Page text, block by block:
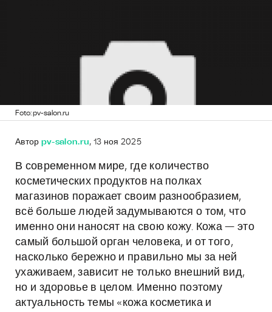
Foto: pv-salon.ru
Автор pv-salon.ru, 13 ноя 2025
В современном мире, где количество
косметических продуктов на полках
магазинов поражает своим разнообразием,
всё больше людей задумываются о том, что
именно они наносят на свою кожу. Кожа — это
самый большой орган человека, и от того,
насколько бережно и правильно мы за ней
ухаживаем, зависит не только внешний вид,
но и здоровье в целом. Именно поэтому
актуальность темы «кожа косметика и